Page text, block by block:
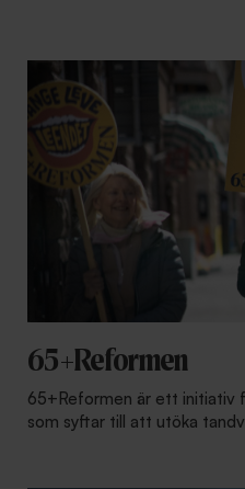
65+Reformen
65+Reformen är ett initiativ
som syftar till att utöka